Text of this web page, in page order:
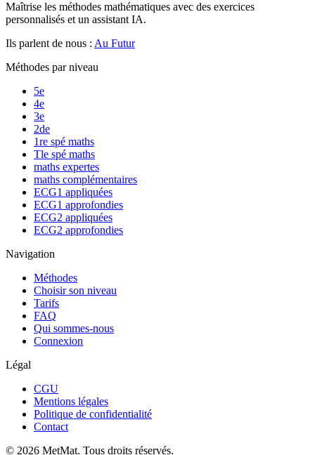
Maîtrise les méthodes mathématiques avec des exercices
personnalisés et un assistant IA.
Ils parlent de nous : Au Futur
Méthodes par niveau
5e
4e
3e
2de
1re spé maths
Tle spé maths
maths expertes
maths complémentaires
ECG1 appliquées
ECG1 approfondies
ECG2 appliquées
ECG2 approfondies
Navigation
Méthodes
Choisir son niveau
Tarifs
FAQ
Qui sommes-nous
Connexion
Légal
CGU
Mentions légales
Politique de confidentialité
Contact
© 2026 MetMat. Tous droits réservés.